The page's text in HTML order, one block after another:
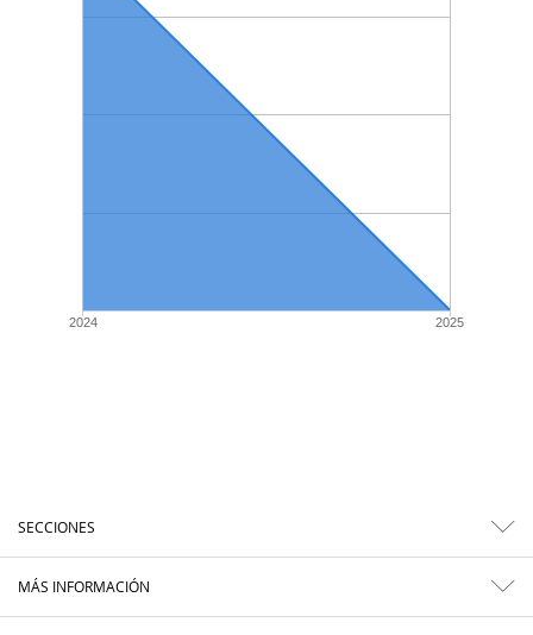
2024 2025
SECCIONES
MÁS INFORMACIÓN